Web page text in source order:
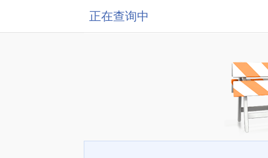
正在查询中